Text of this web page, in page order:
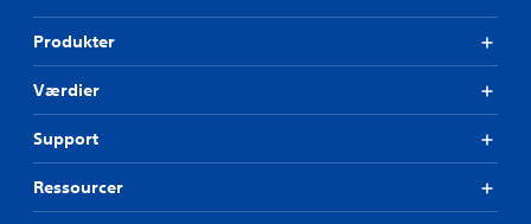
Produkter
Værdier
Support
Ressourcer